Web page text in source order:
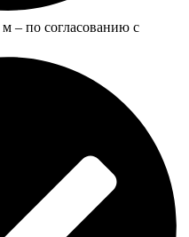
‒ по согласованию с